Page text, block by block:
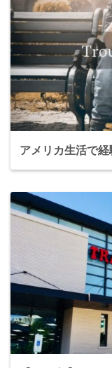
アメリカ生活で